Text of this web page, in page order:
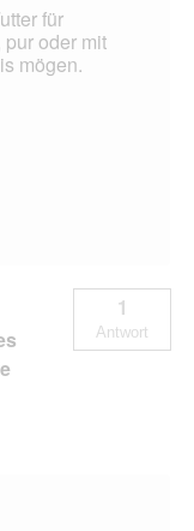
für
oder mit
mögen.
1
Antwort